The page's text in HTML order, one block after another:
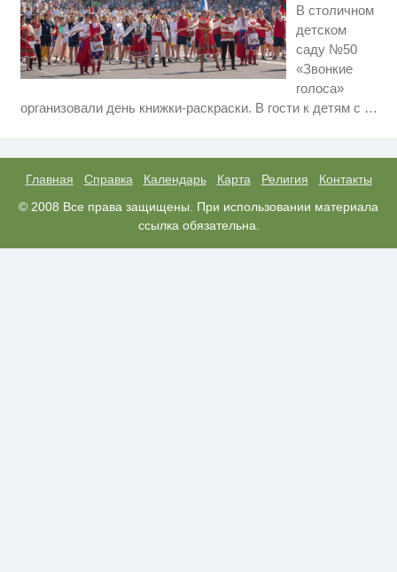
В столичном
детском
саду №50
«Звонкие
голоса»
организовали день книжки-раскраски. В гости к детям с …
Главная Справка Календарь Карта Религия
Контакты
© 2008 Все права защищены. При использовании материала
ссылка обязательна.
а смеяться вы будете долго
признак болезни
i
Обнаружена тайная семья
пропавшего Усольцева: вторая
жена и дочь